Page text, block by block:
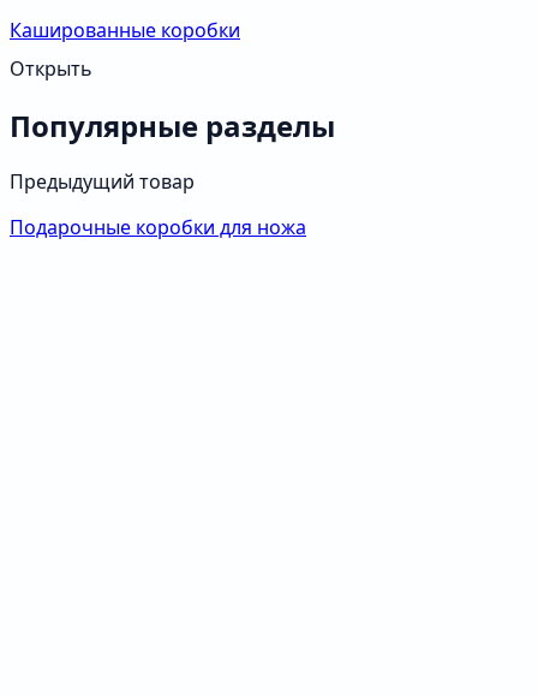
Кашированные коробки
Открыть
Популярные разделы
Предыдущий товар
Подарочные коробки для ножа